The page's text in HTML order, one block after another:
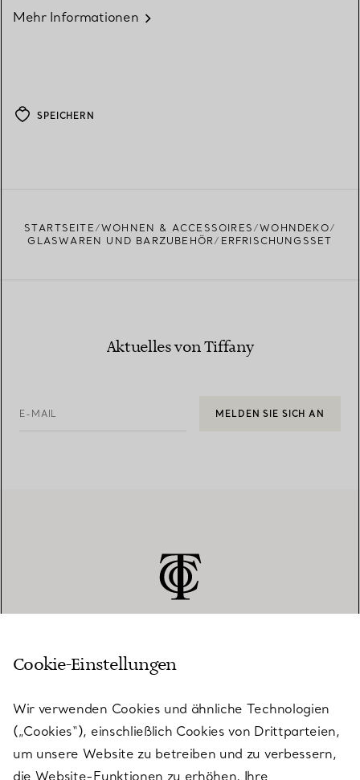
Mehr Informationen
SPEICHERN
STARTSEITE WOHNEN & ACCESSOIRES
WOHNDEKO
GLASWAREN UND BARZUBEHÖR
ERFRISCHUNGSSET
Aktuelles von Tiffany
E-MAIL MELDEN SIE SICH AN
KUNDENSERVICE
SERVICES
Cookie-Einstellungen
Wir verwenden Cookies und ähnliche Technologien
(„Cookies“), einschließlich Cookies von Drittparteien,
um unsere Website zu betreiben und zu verbessern,
die Website-Funktionen zu erhöhen, Ihre